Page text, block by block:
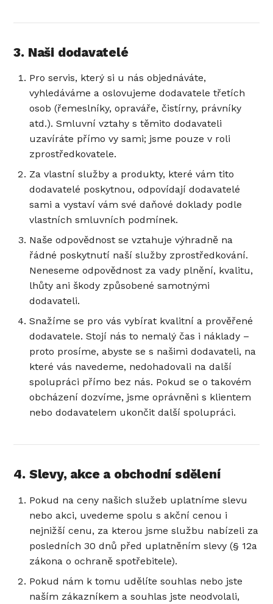
3. Naši dodavatelé
Pro servis, který si u nás objednáváte,
vyhledáváme a oslovujeme dodavatele třetích
osob (řemeslníky, opraváře, čistírny, právníky
atd.). Smluvní vztahy s těmito dodavateli
uzavíráte přímo vy sami; jsme pouze v roli
zprostředkovatele.
Za vlastní služby a produkty, které vám tito
dodavatelé poskytnou, odpovídají dodavatelé
sami a vystaví vám své daňové doklady podle
vlastních smluvních podmínek.
Naše odpovědnost se vztahuje výhradně na
řádné poskytnutí naší služby zprostředkování.
Neneseme odpovědnost za vady plnění, kvalitu,
lhůty ani škody způsobené samotnými
dodavateli.
Snažíme se pro vás vybírat kvalitní a prověřené
dodavatele. Stojí nás to nemalý čas i náklady –
proto prosíme, abyste se s našimi dodavateli, na
které vás navedeme, nedohadovali na další
spolupráci přímo bez nás. Pokud se o takovém
obcházení dozvíme, jsme oprávněni s klientem
nebo dodavatelem ukončit další spolupráci.
4. Slevy, akce a obchodní sdělení
Pokud na ceny našich služeb uplatníme slevu
nebo akci, uvedeme spolu s akční cenou i
nejnižší cenu, za kterou jsme službu nabízeli za
posledních 30 dnů před uplatněním slevy (§ 12a
zákona o ochraně spotřebitele).
Pokud nám k tomu udělíte souhlas nebo jste
naším zákazníkem a souhlas jste neodvolali,